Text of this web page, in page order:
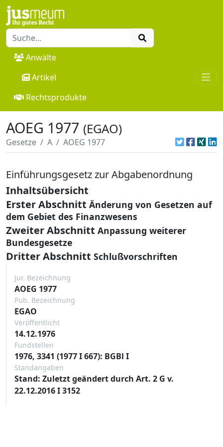
Anwälte
Artikel
Rechtsprodukte
AOEG 1977 (EGAO)
Gesetze A AOEG 1977
Einführungsgesetz zur Abgabenordnung
Inhaltsübersicht
Erster Abschnitt Änderung von Gesetzen auf
dem Gebiet des Finanzwesens
Zweiter Abschnitt Anpassung weiterer
Bundesgesetze
Dritter Abschnitt Schlußvorschriften
Jur. Bezeichnung
AOEG 1977
Pub. Bezeichnung
EGAO
Veröffentlicht
14.12.1976
Fundstellen
1976, 3341 (1977 I 667): BGBl I
Standangaben
Stand: Zuletzt geändert durch Art. 2 G v.
22.12.2016 I 3152